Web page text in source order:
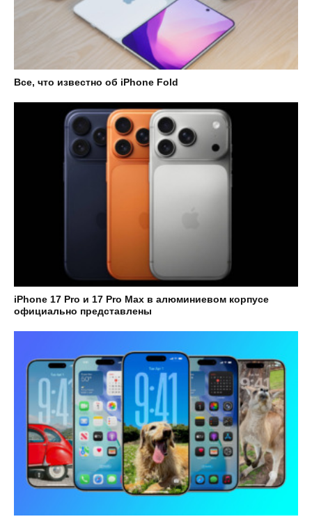
Все, что известно об iPhone Fold
iPhone 17 Pro и 17 Pro Max в алюминиевом корпусе
официально представлены